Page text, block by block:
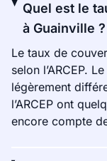
Quel est le
à Guainville ?
Le taux de
selon l’ARCEP.
légèrement
l’ARCEP ont
encore compte